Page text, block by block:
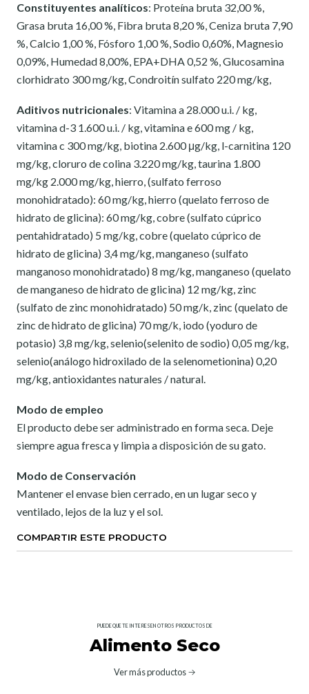
Constituyentes analíticos: Proteína bruta 32,00 %,
Grasa bruta 16,00 %, Fibra bruta 8,20 %, Ceniza bruta 7,90
%, Calcio 1,00 %, Fósforo 1,00 %, Sodio 0,60%, Magnesio
0,09%, Humedad 8,00%, EPA+DHA 0,52 %, Glucosamina
clorhidrato 300 mg/kg, Condroitín sulfato 220 mg/kg,
Aditivos nutricionales: Vitamina a 28.000 u.i. / kg,
vitamina d-3 1.600 u.i. / kg, vitamina e 600 mg / kg,
vitamina c 300 mg/kg, biotina 2.600 μg/kg, l-carnitina 120
mg/kg, cloruro de colina 3.220 mg/kg, taurina 1.800
mg/kg 2.000 mg/kg, hierro, (sulfato ferroso
monohidratado): 60 mg/kg, hierro (quelato ferroso de
hidrato de glicina): 60 mg/kg, cobre (sulfato cúprico
pentahidratado) 5 mg/kg, cobre (quelato cúprico de
hidrato de glicina) 3,4 mg/kg, manganeso (sulfato
manganoso monohidratado) 8 mg/kg, manganeso (quelato
de manganeso de hidrato de glicina) 12 mg/kg, zinc
(sulfato de zinc monohidratado) 50 mg/k, zinc (quelato de
zinc de hidrato de glicina) 70 mg/k, iodo (yoduro de
potasio) 3,8 mg/kg, selenio(selenito de sodio) 0,05 mg/kg,
selenio(análogo hidroxilado de la selenometionina) 0,20
mg/kg, antioxidantes naturales / natural.
Modo de empleo
El producto debe ser administrado en forma seca. Deje
siempre agua fresca y limpia a disposición de su gato.
Modo de Conservación
Mantener el envase bien cerrado, en un lugar seco y
ventilado, lejos de la luz y el sol.
COMPARTIR ESTE PRODUCTO
PUEDE QUE TE INTERESEN OTROS PRODUCTOS DE
Alimento Seco
Ver más productos